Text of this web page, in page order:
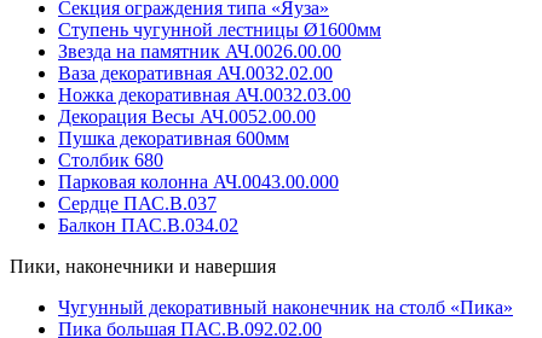
Секция ограждения типа «Яуза»
Ступень чугунной лестницы Ø1600мм
Звезда на памятник АЧ.0026.00.00
Ваза декоративная АЧ.0032.02.00
Ножка декоративная АЧ.0032.03.00
Декорация Весы АЧ.0052.00.00
Пушка декоративная 600мм
Столбик 680
Парковая колонна АЧ.0043.00.000
Сердце ПАС.В.037
Балкон ПАС.В.034.02
Пики, наконечники и навершия
Чугунный декоративный наконечник на столб «Пика»
Пика большая ПАС.В.092.02.00